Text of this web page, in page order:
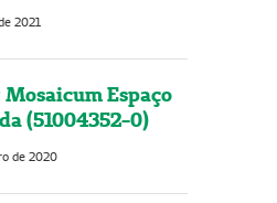
2021
Espaço
(51004352-0)
de 2020